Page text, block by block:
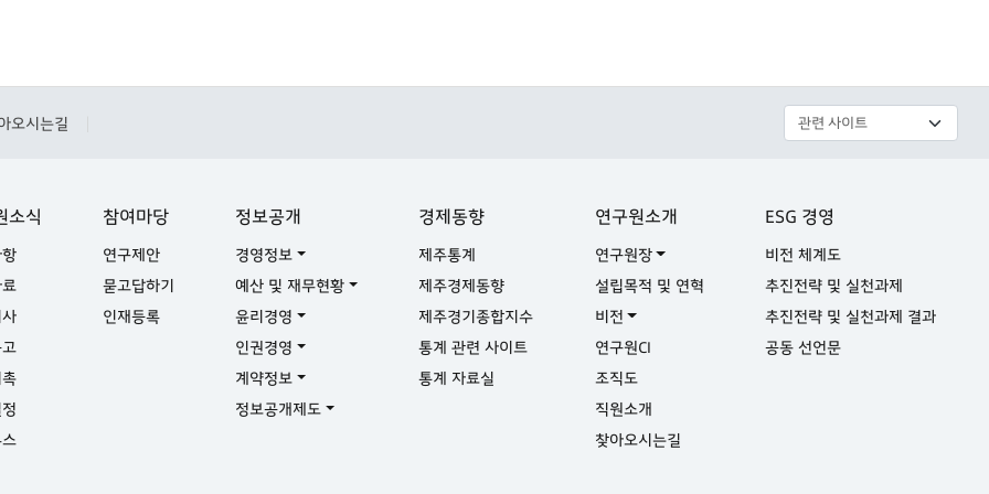
오시는길
소식 참여마당
연구제안
묻고답하기
인재등록
정보공개
경영정보
예산 및 재무현황
윤리경영
인권경영
계약정보
정보공개제도
경제동향
제주통계
제주경제동향
제주경기종합지수
통계 관련 사이트
통계 자료실
연구원소개
연구원장
설립목적 및 연혁
비전
연구원CI
조직도
직원소개
찾아오시는길
ESG 경영
비전 체계도
추진전략 및 실천과제
추진전략 및 실천과제 결과
공동 선언문